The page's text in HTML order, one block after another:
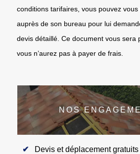
conditions tarifaires, vous pouvez
auprès de son bureau pour lui
devis détaillé. Ce document vous sera
vous n’aurez pas à payer de frais.
NOS
Devis et déplacement gratuits